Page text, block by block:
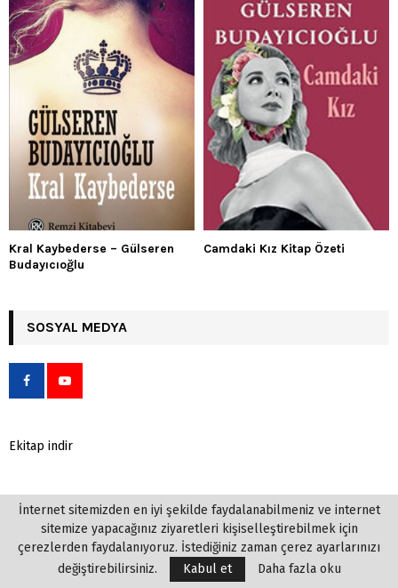
Kral Kaybederse – Gülseren
Budayıcıoğlu
Camdaki Kız Kitap Özeti
SOSYAL MEDYA
Ekitap indir
kitap oku, kitapoku okuma
kitapları, online kitap oku,
roman oku, sanal kitap oku,
İnternet sitemizden en iyi şekilde faydalanabilmeniz ve internet
sitemize yapacağınız ziyaretleri kişiselleştirebilmek için
çerezlerden faydalanıyoruz. İstediğiniz zaman çerez ayarlarınızı
değiştirebilirsiniz.
Kabul et Daha fazla oku